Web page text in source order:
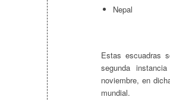
Nepal
Estas escuadras
segunda
noviembre, en
mundial.